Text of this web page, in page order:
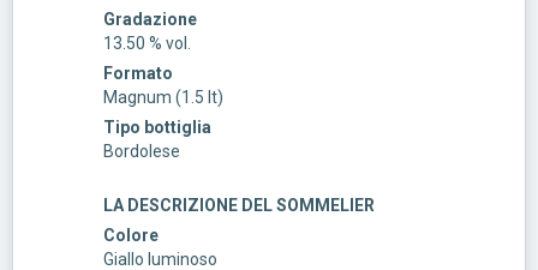
Gradazione
13.50 % vol.
Formato
Magnum (1.5 lt)
Tipo bottiglia
Bordolese
LA DESCRIZIONE DEL SOMMELIER
Colore
Giallo luminoso